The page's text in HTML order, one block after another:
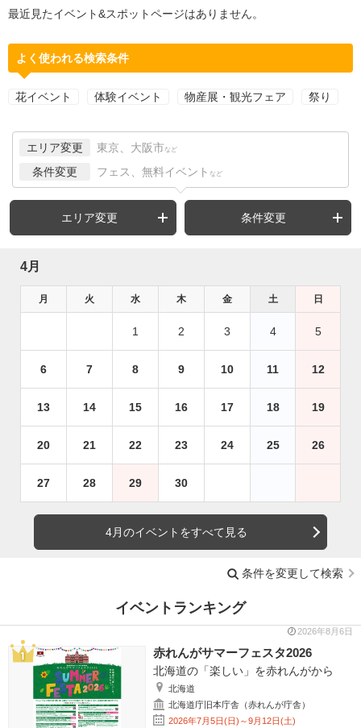
最近見たイベント&スポットページはありません。
よく使われる検索条件
花イベント 体験イベント 物産展・観光フェア 祭り
エリア変更 東京、大阪市 など
条件変更 フェス、無料イベント など
エリア変更 条件変更
4月
月 火 水 木 金 土 日
1 2 3 4 5
6 7 8 9 10 11 12
13 14 15 16 17 18 19
20 21 22 23 24 25 26
27 28 29 30
4月のイベントをすべて見る
条件を変更して検索
イベントランキング
2026年8月6日
赤れんがサマーフェスタ2026
北海道の「楽しい」を赤れんがから
北海道
北海道庁旧本庁舎（赤れんが庁舎）
2026年7月5日(日)～9月12日(土)